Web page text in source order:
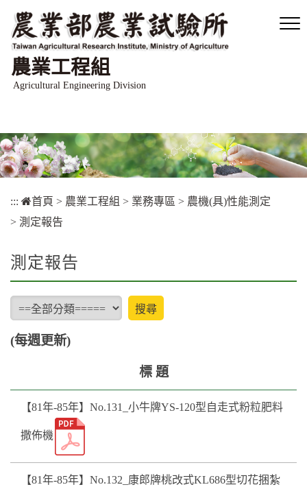
農業工程組
Agricultural Engineering Division
::: 首頁 > 農業工程組 > 業務專區 > 農機(具)性能測定
> 測定報告
測定報告
type 搜尋
(每週更新)
標 題
【81年-85年】No.131_小牛牌YS-120型自走式粉粒肥料
撒佈機
【81年-85年】No.132_康郎牌桃改式KL686型切花捆紮